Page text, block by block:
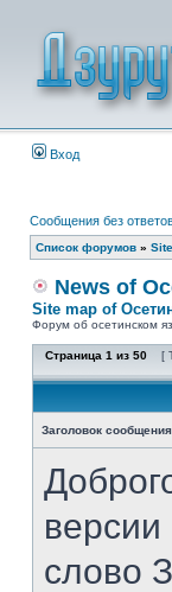
Вход
Сообщения без
Список форумов »
News of
Site map of
Форум об осетинском
Страница 1 из 50 [
Заголовок
версии
слово